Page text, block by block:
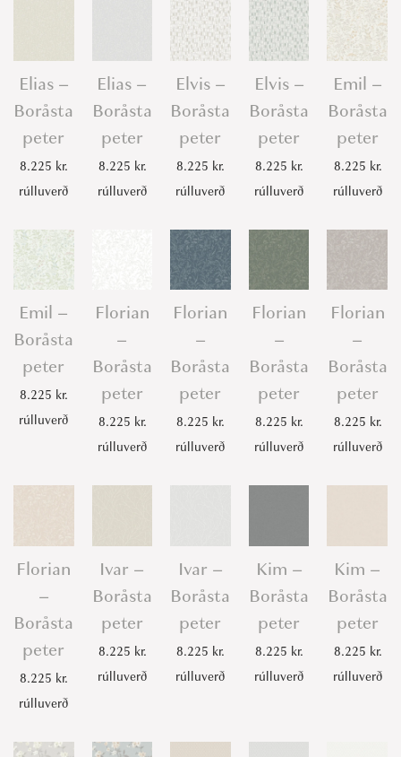
Elias –
Boråsta
peter
8.225 kr.
rúlluverð
Elias –
Boråsta
peter
8.225 kr.
rúlluverð
Elvis –
Boråsta
peter
8.225 kr.
rúlluverð
Elvis –
Boråsta
peter
8.225 kr.
rúlluverð
Emil –
Boråsta
peter
8.225 kr.
rúlluverð
Emil –
Boråsta
peter
8.225 kr.
rúlluverð
Florian
–
Boråsta
peter
8.225 kr.
rúlluverð
Florian
–
Boråsta
peter
8.225 kr.
rúlluverð
Florian
–
Boråsta
peter
8.225 kr.
rúlluverð
Florian
–
Boråsta
peter
8.225 kr.
rúlluverð
Florian
–
Boråsta
peter
8.225 kr.
rúlluverð
Ivar –
Boråsta
peter
8.225 kr.
rúlluverð
Ivar –
Boråsta
peter
8.225 kr.
rúlluverð
Kim –
Boråsta
peter
8.225 kr.
rúlluverð
Kim –
Boråsta
peter
8.225 kr.
rúlluverð